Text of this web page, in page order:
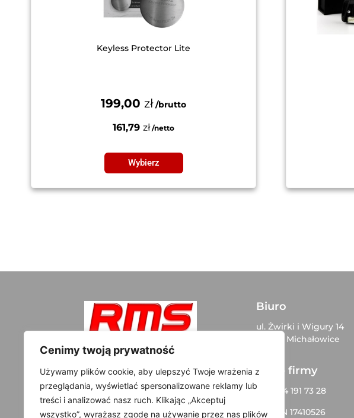
Cenimy twoją prywatność
Używamy plików cookie, aby ulepszyć Twoje wrażenia z
przeglądania, wyświetlać spersonalizowane reklamy lub
treści i analizować nasz ruch. Klikając „Akceptuj
wszystko”, wyrażasz zgodę na używanie przez nas plików
Keyless Protector Lite
199,00 zł
161,79 zł
Wybierz
Szybki kontakt:
+48 500 300 108
info@rms-tuning.pl
Biuro
ul. Żwirki i Wigury 14
05–816 Michałowice
Dane firmy
NIP 534 191 73 28
REGON 17410526